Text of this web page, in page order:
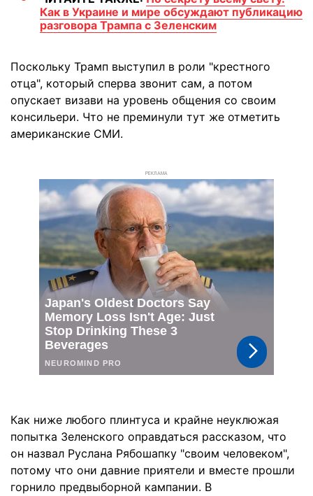
Как в Украине и мире обсуждают публикацию
разговора Трампа с Зеленским
Поскольку Трамп выступил в роли "крестного
отца", который сперва звонит сам, а потом
опускает визави на уровень общения со своим
консильери. Что не преминули тут же отметить
американские СМИ.
РЕКЛАМА
Как ниже любого плинтуса и крайне неуклюжая
попытка Зеленского оправдаться рассказом, что
он назвал Руслана Рябошапку "своим человеком",
потому что они давние приятели и вместе прошли
горнило предвыборной кампании. В